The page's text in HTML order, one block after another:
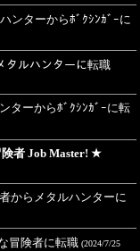
ンターからﾎﾞｸｼﾝｶﾞｰに
タルハンターに転職
ターからﾎﾞｸｼﾝｶﾞｰに転
者 Job Master! ★
からメタルハンターに
冒険者に転職 (2024/7/25